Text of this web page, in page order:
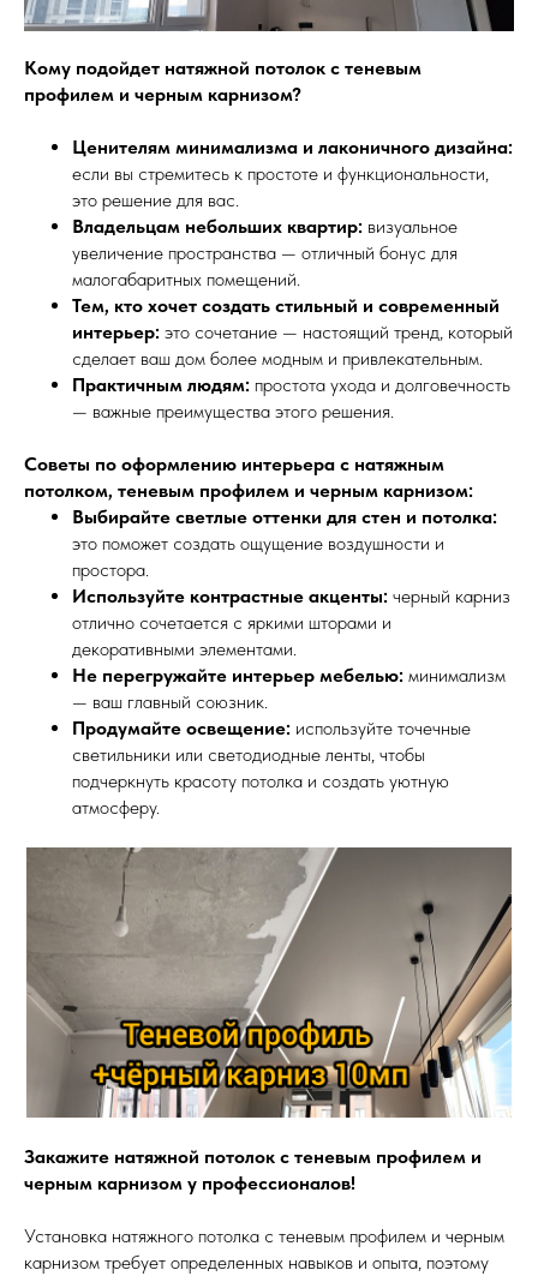
Кому подойдет натяжной потолок с теневым
профилем и черным карнизом?
Ценителям минимализма и лаконичного дизайна:
если вы стремитесь к простоте и функциональности,
это решение для вас.
Владельцам небольших квартир: визуальное
увеличение пространства — отличный бонус для
малогабаритных помещений.
Тем, кто хочет создать стильный и современный
интерьер: это сочетание — настоящий тренд, который
сделает ваш дом более модным и привлекательным.
Практичным людям: простота ухода и долговечность
— важные преимущества этого решения.
Советы по оформлению интерьера с натяжным
потолком, теневым профилем и черным карнизом:
Выбирайте светлые оттенки для стен и потолка:
это поможет создать ощущение воздушности и
простора.
Используйте контрастные акценты: черный карниз
отлично сочетается с яркими шторами и
декоративными элементами.
Не перегружайте интерьер мебелью: минимализм
— ваш главный союзник.
Продумайте освещение: используйте точечные
светильники или светодиодные ленты, чтобы
подчеркнуть красоту потолка и создать уютную
атмосферу.
Закажите натяжной потолок с теневым профилем и
черным карнизом у профессионалов!
Установка натяжного потолка с теневым профилем и черным
карнизом требует определенных навыков и опыта, поэтому